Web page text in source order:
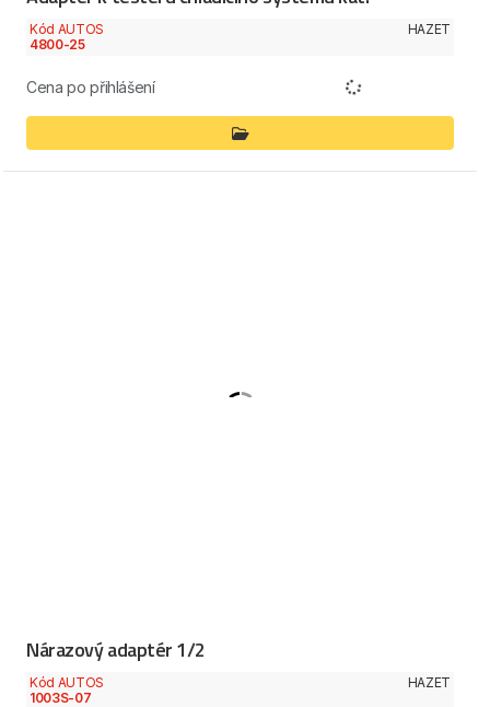
Kód AUTOS
4800-25
HAZET
Cena po přihlášení
Nárazový adaptér 1/2
Kód AUTOS
1003S-07
HAZET